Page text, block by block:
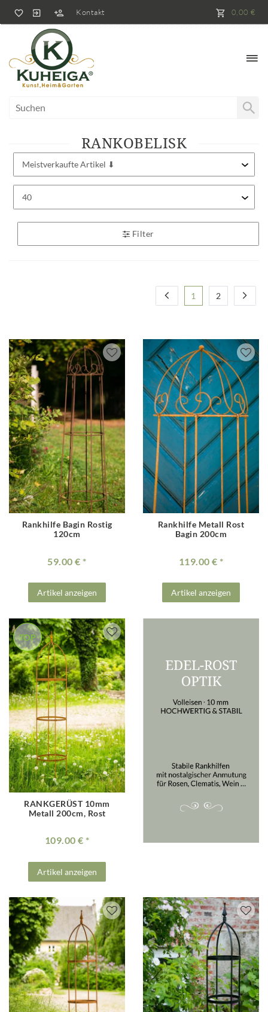
Kontakt 0,00 €
RANKOBELISK
Filter
1 2
Rankhilfe Bagin Rostig
120cm
59.00 €
Artikel anzeigen
Rankhilfe Metall Rost
Bagin 200cm
119.00 €
Artikel anzeigen
TOP
RANKGERÜST 10mm
Metall 200cm, Rost
109.00 €
Artikel anzeigen